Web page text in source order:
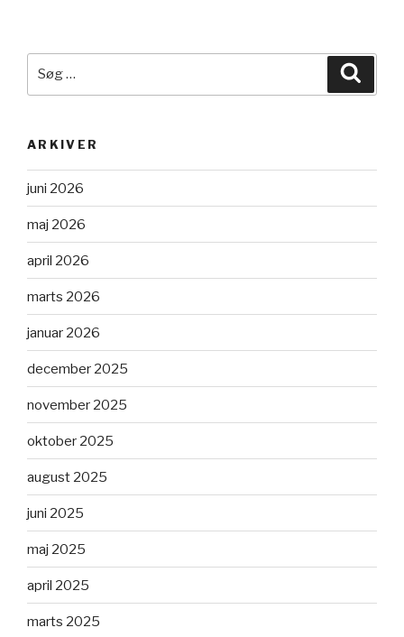
efter:
ARKIVER
juni 2026
maj 2026
april 2026
marts 2026
januar 2026
december 2025
november 2025
oktober 2025
august 2025
juni 2025
maj 2025
april 2025
marts 2025